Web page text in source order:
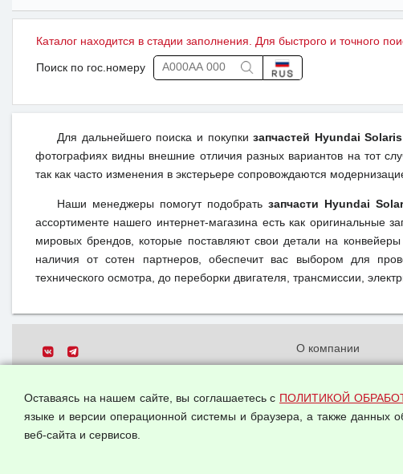
Каталог находится в стадии заполнения. Для быстрого и точного
Поиск по гос.номеру
Для дальнейшего поиска и покупкизапчастей Hyundai Solaris
фотографиях видны внешние отличия разных вариантов на тот
так как часто изменения в экстерьере сопровождаются
Наши менеджеры помогут подобрать запчасти Hyundai
ассортименте нашего интернет-магазина есть как
мировых брендов, которые поставляют свои детали на
наличия от сотен партнеров, обеспечит вас выбором для
технического осмотра, до переборки двигателя, трансмиссии,
Все права защищены.
О компании
данных
Оставаясь на нашем сайте, вы соглашаетесь с ПОЛИТИКОЙ
языке и версии операционной системы и браузера, а также данных
веб-сайта и сервисов.